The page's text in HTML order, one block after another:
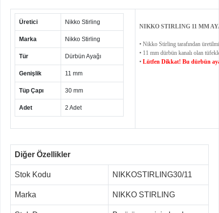
Üretici Nikko Stirling
Marka Nikko Stirling
Tür Dürbün Ayağı
Genişlik 11 mm
Tüp Çapı 30 mm
Adet 2 Adet
NIKKO STIRLING 11 MM
• Nikko Stirling tarafından
• 11 mm dürbün kanalı olan
• Lütfen Dikkat! Bu dürbün
Diğer Özellikler
Stok Kodu NIKKOSTIRLING30/11
Marka NIKKO STIRLING